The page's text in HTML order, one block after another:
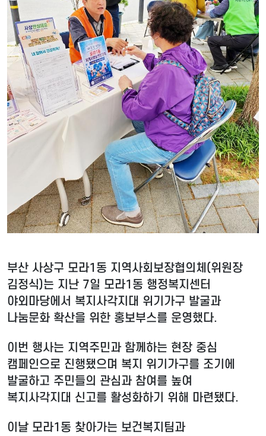
부산 사상구 모라1동 지역사회보장협의체(위원장
김정식)는 지난 7일 모라1동 행정복지센터
야외마당에서 복지사각지대 위기가구 발굴과
나눔문화 확산을 위한 홍보부스를 운영했다.
이번 행사는 지역주민과 함께하는 현장 중심
캠페인으로 진행됐으며 복지 위기가구를 조기에
발굴하고 주민들의 관심과 참여를 높여
복지사각지대 신고를 활성화하기 위해 마련됐다.
이날 모라1동 찾아가는 보건복지팀과